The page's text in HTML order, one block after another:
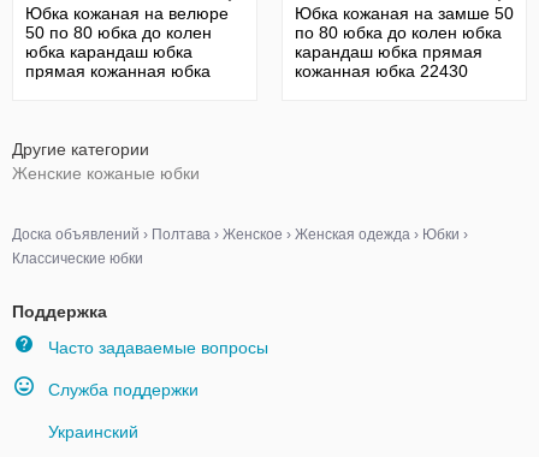
Юбка кожаная на велюре
50 по 80 юбка до колен
юбка карандаш юбка
прямая кожанная юбка
Юбка кожаная на замше 50
по 80 юбка до колен юбка
карандаш юбка прямая
кожанная юбка 22430
Другие категории
Женские кожаные юбки
Доска объявлений › Полтава › Женское › Женская одежда › Юбки ›
Классические юбки
Поддержка
Часто задаваемые вопросы
Служба поддержки
Украинский